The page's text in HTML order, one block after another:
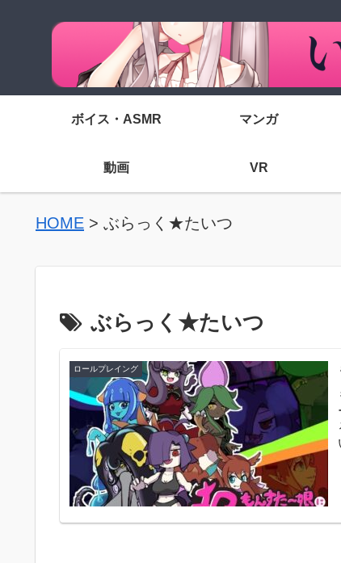
ボイス・ASMR マンガ
動画 VR
HOME > ぶらっく★たいつ
ぶらっく★たいつ
ロールプレイング